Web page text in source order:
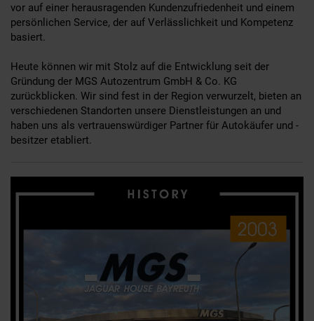
vor auf einer herausragenden Kundenzufriedenheit und einem
persönlichen Service, der auf Verlässlichkeit und Kompetenz
basiert.
Heute können wir mit Stolz auf die Entwicklung seit der
Gründung der MGS Autozentrum GmbH & Co. KG
zurückblicken. Wir sind fest in der Region verwurzelt, bieten an
verschiedenen Standorten unsere Dienstleistungen an und
haben uns als vertrauenswürdiger Partner für Autokäufer und -
besitzer etabliert.